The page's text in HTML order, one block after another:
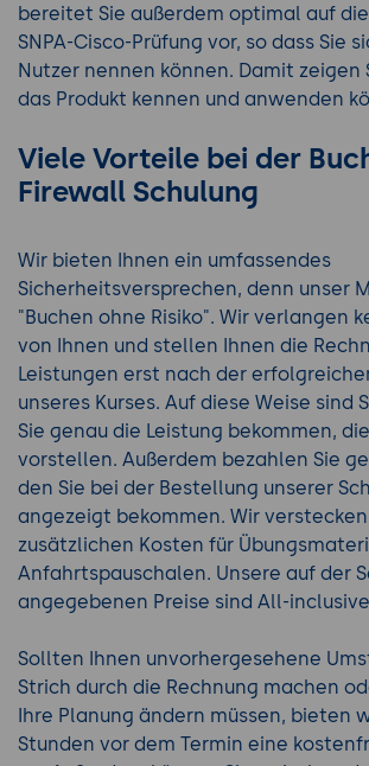
bereitet Sie außerdem optimal auf
SNPA-Cisco-Prüfung vor, so dass Sie
Nutzer nennen können. Damit zeigen
das Produkt kennen und anwenden
Viele Vorteile bei der
Firewall Schulung
Wir bieten Ihnen ein umfassendes
Sicherheitsversprechen, denn unser
"Buchen ohne Risiko". Wir verlangen
von Ihnen und stellen Ihnen die
Leistungen erst nach der
unseres Kurses. Auf diese Weise sind
Sie genau die Leistung bekommen,
vorstellen. Außerdem bezahlen Sie
den Sie bei der Bestellung unserer
angezeigt bekommen. Wir
zusätzlichen Kosten für
Anfahrtspauschalen. Unsere auf der
angegebenen Preise sind All-
Sollten Ihnen unvorhergesehene
Strich durch die Rechnung machen
Ihre Planung ändern müssen, bieten
Stunden vor dem Termin eine